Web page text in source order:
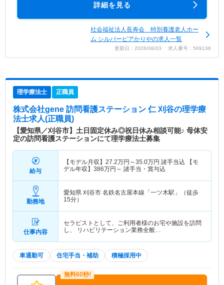
詳細を見る
社会福祉法人長寿会 特別養護老人ホー
ム シルバーピアかりやの求人一覧
更新日：2026/08/03 求人番号：569138
理学療法士 正職員
株式会社gene 訪問看護ステーション 仁 刈谷の理学療
法士求人(正職員)
【愛知県／刈谷市】土日固定休み◎祝日休み相談可能♪ 母体安
定の訪問看護ステーションにて理学療法士募集
給与
【モデル月収】 27.2万円～35.0万円 諸手当込 【モ
デル年収】 386万円～ 諸手当・賞与込
勤務地
愛知県 刈谷市 名鉄名古屋本線「一ツ木駅」（徒歩
15分）
仕事内容
セラピストとして、ご利用者様のお宅や施設を訪問
し、 リハビリテーション業務全般…
車通勤可 住宅手当・補助 積極採用中